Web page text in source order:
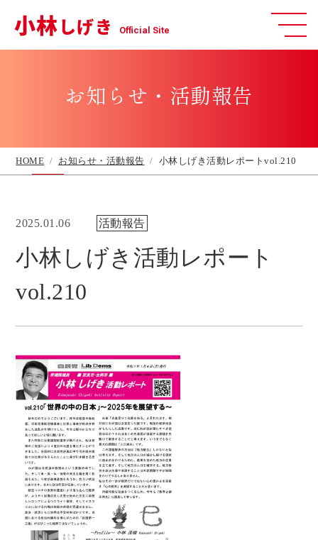
小林しげき Official Site
お知らせ・活動報告
HOME お知らせ・活動報告 小林しげき活動レポートvol.210
2025.01.06 活動報告
小林しげき活動レポート
vol.210